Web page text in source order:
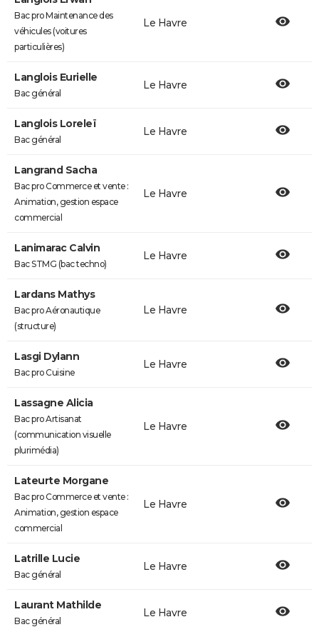
Bac pro Maintenance des
véhicules (voitures
particulières)
Le Havre
Langlois Eurielle
Bac général
Le Havre
Langlois Loreleï
Bac général
Le Havre
Langrand Sacha
Bac pro Commerce et vente :
Animation, gestion espace
commercial
Le Havre
Lanimarac Calvin
Bac STMG (bac techno)
Le Havre
Lardans Mathys
Bac pro Aéronautique
(structure)
Le Havre
Lasgi Dylann
Bac pro Cuisine
Le Havre
Lassagne Alicia
Bac pro Artisanat
(communication visuelle
plurimédia)
Le Havre
Lateurte Morgane
Bac pro Commerce et vente :
Animation, gestion espace
commercial
Le Havre
Latrille Lucie
Bac général
Le Havre
Laurant Mathilde
Bac général
Le Havre